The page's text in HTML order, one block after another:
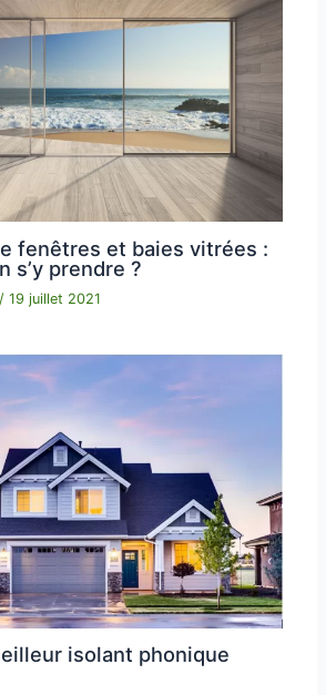
fenêtres et baies vitrées :
s’y prendre ?
/19 juillet 2021
isolant phonique